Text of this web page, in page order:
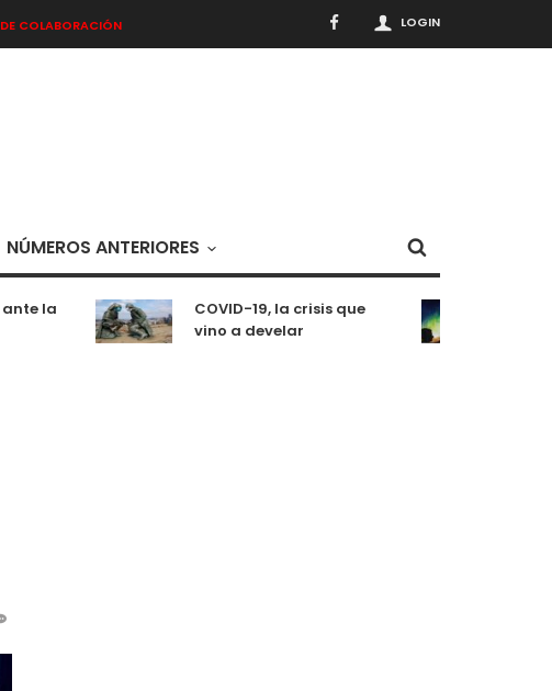
LOGIN
COLABORACIÓN
NÚMEROS ANTERIORES
la
COVID-19, la crisis que
vino a develar